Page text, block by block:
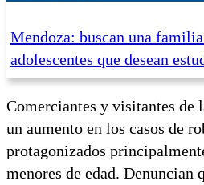
Mendoza: buscan una
adolescentes que desean
Comerciantes y visitantes de
un aumento en los casos de
protagonizados
menores de edad. Denuncian